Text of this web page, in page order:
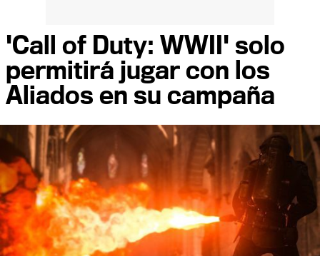
'Call of Duty: WWII' solo
permitirá jugar con los
Aliados en su campaña